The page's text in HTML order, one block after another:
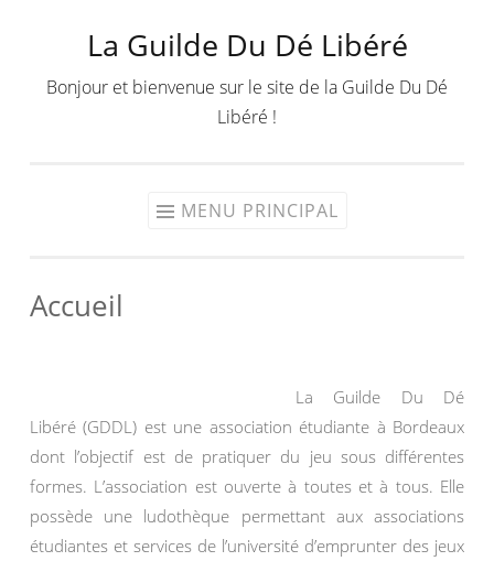
contenu
La Guilde Du Dé Libéré
Bonjour et bienvenue sur le site de la Guilde Du Dé
Libéré !
MENU PRINCIPAL
Accueil
La Guilde Du Dé
Libéré (GDDL) est une association étudiante à Bordeaux
dont l’objectif est de pratiquer du jeu sous différentes
formes. L’association est ouverte à toutes et à tous. Elle
possède une ludothèque permettant aux associations
étudiantes et services de l’université d’emprunter des jeux